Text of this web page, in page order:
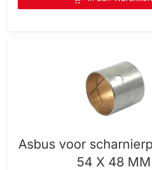
Asbus voor
54 X 48 MM